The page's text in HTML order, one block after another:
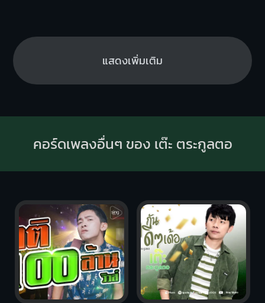
แสดงเพิ่มเติม
คอร์ดเพลงอื่นๆ ของ เต๊ะ ตระกูลตอ